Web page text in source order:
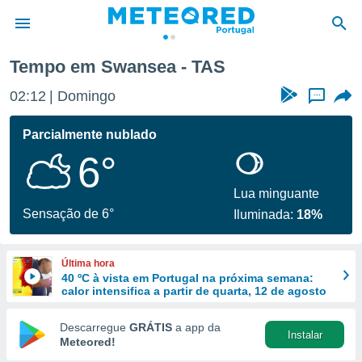
da
foi
fornecidas
a este
das
e
forma
digital
Tempo em Swansea - TAS
02:12 Domingo ...
Parcialmente nublado
6°
Sensação de 6°
Lua minguante
Iluminada: 18%
Última hora
40 ºC à vista em Portugal na próxima semana:
calor intensifica a partir de quarta, 12 de agosto
Descarregue GRÁTIS a app da
Meteored!
Instalar